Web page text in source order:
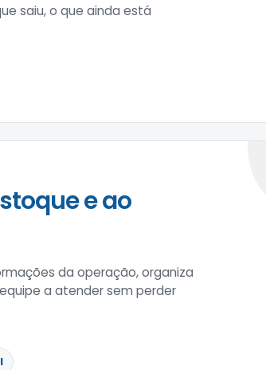
saiu, o que ainda está
e ao
da operação, organiza
a atender sem perder